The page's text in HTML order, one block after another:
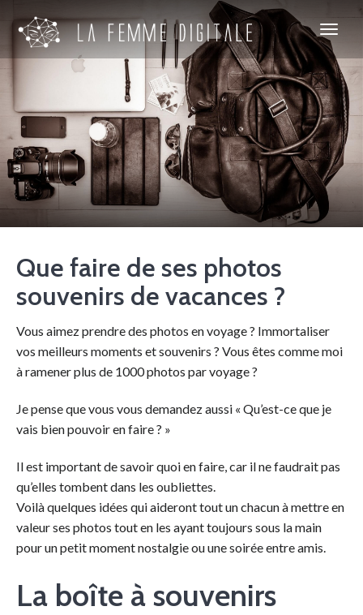
Que faire de ses photos
souvenirs de vacances ?
Vous aimez prendre des photos en voyage ? Immortaliser
vos meilleurs moments et souvenirs ? Vous êtes comme moi
à ramener plus de 1000 photos par voyage ?
Je pense que vous vous demandez aussi « Qu’est-ce que je
vais bien pouvoir en faire ? »
Il est important de savoir quoi en faire, car il ne faudrait pas
qu’elles tombent dans les oubliettes.
Voilà quelques idées qui aideront tout un chacun à mettre en
valeur ses photos tout en les ayant toujours sous la main
pour un petit moment nostalgie ou une soirée entre amis.
La boîte à souvenirs